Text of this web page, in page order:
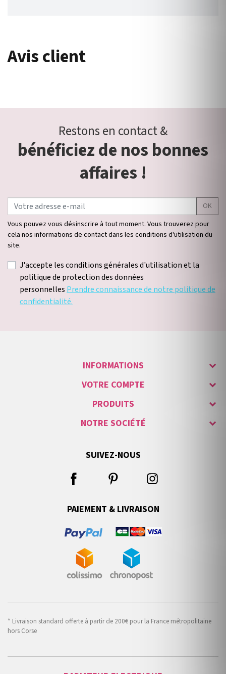
Avis client
Restons en contact &
bénéficiez de nos bonnes
affaires !
OK
Vous pouvez vous désinscrire à tout moment. Vous trouverez pour
cela nos informations de contact dans les conditions d'utilisation du
site.
J'accepte les conditions générales d'utilisation et la
politique de protection des données
personnelles Prendre connaissance de notre politique de
confidentialité.
INFORMATIONS
VOTRE COMPTE
PRODUITS
NOTRE SOCIÉTÉ
SUIVEZ-NOUS
PAIEMENT & LIVRAISON
* Livraison standard offerte à partir de 200€ pour la France métropolitaine
hors Corse